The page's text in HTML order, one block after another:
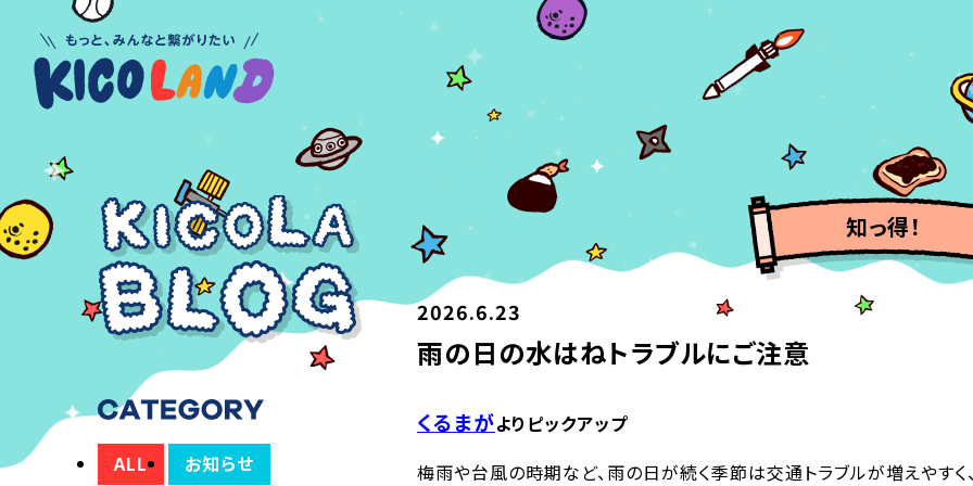
知っ得！
2026.6.23
雨の日の水はねトラブルにご注意
くるまがよりピックアップ
梅雨や台風の時期など、雨の日が続く季節は交通トラブルが増えやすく
ALL お知らせ